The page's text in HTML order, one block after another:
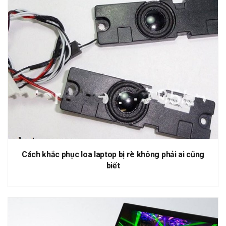
Cách khắc phục loa laptop bị rè không phải ai cũng
biết